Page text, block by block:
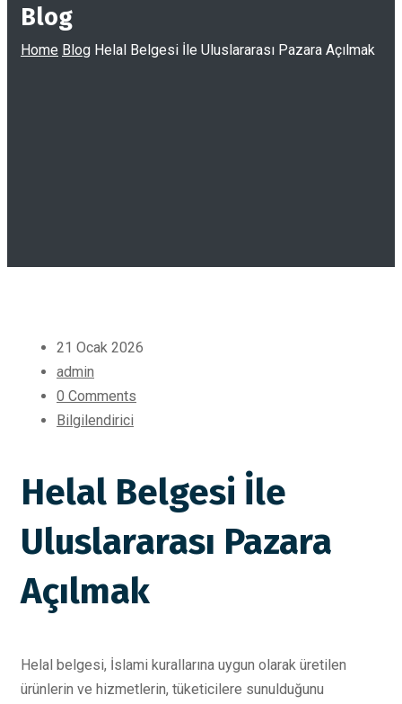
Blog
Home Blog Helal Belgesi İle Uluslararası Pazara Açılmak
21 Ocak 2026
admin
0 Comments
Bilgilendirici
Helal Belgesi İle
Uluslararası Pazara
Açılmak
Helal belgesi, İslami kurallarına uygun olarak üretilen
ürünlerin ve hizmetlerin, tüketicilere sunulduğunu